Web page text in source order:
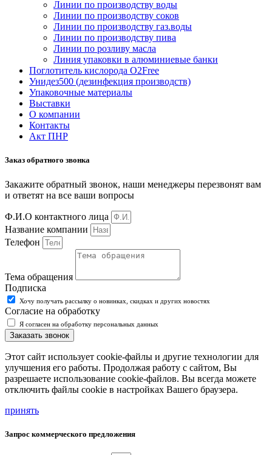
Линии по производству воды
Линии по производству соков
Линии по производству газ.воды
Линии по производству пива
Линии по розливу масла
Линия упаковки в алюминиевые банки
Поглотитель кислорода O2Free
Унидез500 (дезинфекция производств)
Упаковочные материалы
Выставки
О компании
Контакты
Акт ПНР
Заказ обратного звонка
Закажите обратный звонок, наши менеджеры перезвонят вам
и ответят на все ваши вопросы
Ф.И.О контактного лица
Название компании
Телефон
Тема обращения
Подписка
Хочу получать рассылку о новинках, скидках и других новостях
Согласие на обработку
Я согласен на обработку персональных данных
Заказать звонок
Этот сайт использует cookie-файлы и другие технологии для
улучшения его работы. Продолжая работу с сайтом, Вы
разрешаете использование cookie-файлов. Вы всегда можете
отключить файлы cookie в настройках Вашего браузера.
принять
Запрос коммерческого предложения